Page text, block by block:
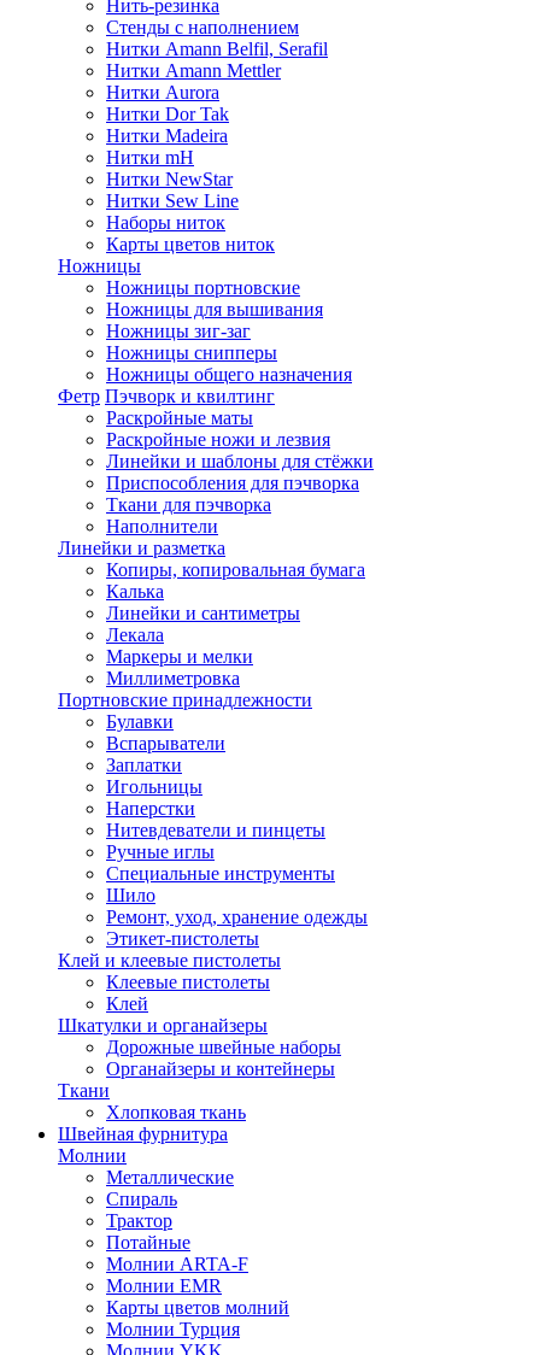
Нить-резинка
Стенды с наполнением
Нитки Amann Belfil, Serafil
Нитки Amann Mettler
Нитки Aurora
Нитки Dor Tak
Нитки Madeira
Нитки mH
Нитки NewStar
Нитки Sew Line
Наборы ниток
Карты цветов ниток
Ножницы
Ножницы портновские
Ножницы для вышивания
Ножницы зиг-заг
Ножницы снипперы
Ножницы общего назначения
Фетр Пэчворк и квилтинг
Раскройные маты
Раскройные ножи и лезвия
Линейки и шаблоны для стёжки
Приспособления для пэчворка
Ткани для пэчворка
Наполнители
Линейки и разметка
Копиры, копировальная бумага
Калька
Линейки и сантиметры
Лекала
Маркеры и мелки
Миллиметровка
Портновские принадлежности
Булавки
Вспарыватели
Заплатки
Игольницы
Наперстки
Нитевдеватели и пинцеты
Ручные иглы
Специальные инструменты
Шило
Ремонт, уход, хранение одежды
Этикет-пистолеты
Клей и клеевые пистолеты
Клеевые пистолеты
Клей
Шкатулки и органайзеры
Дорожные швейные наборы
Органайзеры и контейнеры
Ткани
Хлопковая ткань
Швейная фурнитура
Молнии
Металлические
Спираль
Трактор
Потайные
Молнии ARTA-F
Молнии EMR
Карты цветов молний
Молнии Турция
Молнии YKK